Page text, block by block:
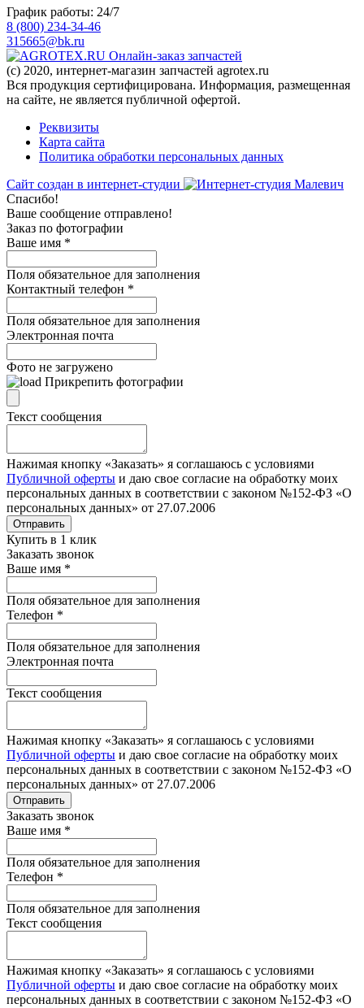
График работы: 24/7
8 (800) 234-34-46
315665@bk.ru
Онлайн-заказ запчастей
(c) 2020, интернет-магазин запчастей agrotex.ru
Вся продукция сертифицирована. Информация, размещенная
на сайте, не является публичной офертой.
Реквизиты
Карта сайта
Политика обработки персональных данных
Сайт создан в интернет-студии
Спасибо!
Ваше сообщение отправлено!
Заказ по фотографии
Ваше имя *
Поля обязательное для заполнения
Контактный телефон *
Поля обязательное для заполнения
Электронная почта
Фото не загружено
Прикрепить фотографии
Текст сообщения
Нажимая кнопку «Заказать» я соглашаюсь с условиями
Публичной оферты и даю свое согласие на обработку моих
персональных данных в соответствии с законом №152-ФЗ «О
персональных данных» от 27.07.2006
Отправить
Купить в 1 клик
Заказать звонок
Ваше имя *
Поля обязательное для заполнения
Телефон *
Поля обязательное для заполнения
Электронная почта
Текст сообщения
Нажимая кнопку «Заказать» я соглашаюсь с условиями
Публичной оферты и даю свое согласие на обработку моих
персональных данных в соответствии с законом №152-ФЗ «О
персональных данных» от 27.07.2006
Отправить
Заказать звонок
Ваше имя *
Поля обязательное для заполнения
Телефон *
Поля обязательное для заполнения
Текст сообщения
Нажимая кнопку «Заказать» я соглашаюсь с условиями
Публичной оферты и даю свое согласие на обработку моих
персональных данных в соответствии с законом №152-ФЗ «О